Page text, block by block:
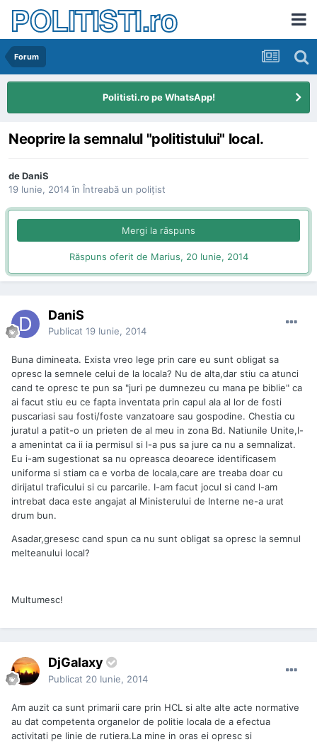
POLITISTI.ro
Forum
Politisti.ro pe WhatsApp!
Neoprire la semnalul "politistului" local.
deDaniS
19 Iunie, 2014 în Întreabă un poliţist
Mergi la răspuns
Răspuns oferit de Marius, 20 Iunie, 2014
DaniS
Publicat 19 Iunie, 2014
Buna dimineata. Exista vreo lege prin care eu sunt obligat sa
opresc la semnele celui de la locala? Nu de alta,dar stiu ca atunci
cand te opresc te pun sa "juri pe dumnezeu cu mana pe biblie" ca
ai facut stiu eu ce fapta inventata prin capul ala al lor de fosti
puscariasi sau fosti/foste vanzatoare sau gospodine. Chestia cu
juratul a patit-o un prieten de al meu in zona Bd. Natiunile Unite,l-
a amenintat ca ii ia permisul si l-a pus sa jure ca nu a semnalizat.
Eu i-am sugestionat sa nu opreasca deoarece identificasem
uniforma si stiam ca e vorba de locala,care are treaba doar cu
dirijatul traficului si cu parcarile. I-am facut jocul si cand l-am
intrebat daca este angajat al Ministerului de Interne ne-a urat
drum bun.
Asadar,gresesc cand spun ca nu sunt obligat sa opresc la semnul
melteanului local?
Multumesc!
DjGalaxy
Publicat 20 Iunie, 2014
Am auzit ca sunt primarii care prin HCL si alte alte acte normative
au dat competenta organelor de politie locala de a efectua
activitati pe linie de rutiera.La mine in oras ei opresc si